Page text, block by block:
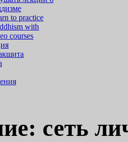
to practice
with
courses
сеть